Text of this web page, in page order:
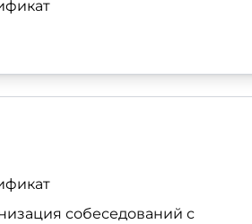
собеседований с